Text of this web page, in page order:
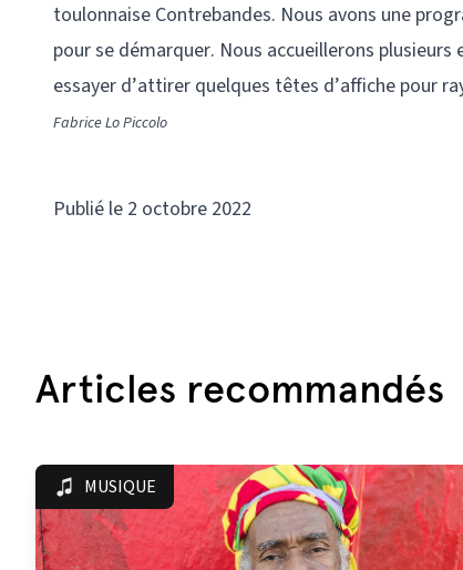
toulonnaise Contrebandes. Nous avons une
pour se démarquer. Nous accueillerons
essayer d’attirer quelques têtes d’affiche pour
Fabrice Lo Piccolo
Publié le 2 octobre 2022
Articles recommandés
MUSIQUE